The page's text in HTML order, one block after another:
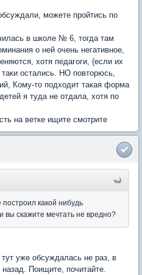
можете пройтись по
в школе № 6, тогда там
о ней очень негативное,
хотя педагоги, (если их
остались. НО повторюсь,
Кому-то подходит такая форма
я туда не отдала, хотя по
на ветке ищите смотрите
какой нибудь
скажите мечтать не вредно?
уже обсуждалась не раз, в
Поищите, почитайте.